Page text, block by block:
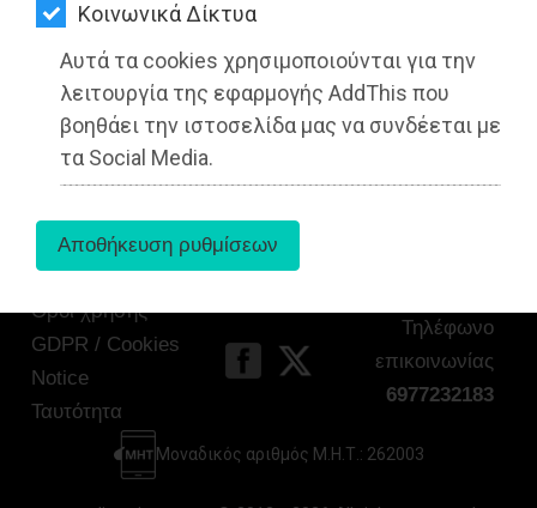
Kοινωνικά Δίκτυα
Αυτά τα cookies χρησιμοποιούνται για την
λειτουργία της εφαρμογής AddThis που
βοηθάει την ιστοσελίδα μας να συνδέεται με
τα Social Media.
ΨΙΘΥΡΟΙ
ΑΠΟΣΤΟΛΗ
ΑΡΘΡΩΝ
Tags:Μαραθώνας, ΤΟΠΙΚΗ ΑΥΤΟΔΙΟΙΚΗΣΗ
Όροι χρήσης
GDPR / Cookies
Notice
Ταυτότητα
Τηλέφωνο
επικοινωνίας
6977232183
Μοναδικός αριθμός Μ.Η.Τ.: 262003